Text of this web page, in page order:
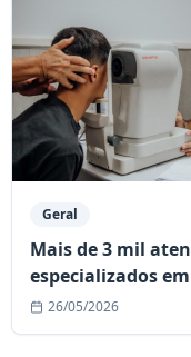
Geral
Mais de 3 mil
especializados
semana
de Especialidades
26/05/2026